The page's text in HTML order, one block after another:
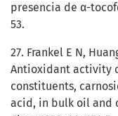
presencia de α-
53.
27. Frankel E N,
Antioxidant activity
constituents,
acid, in bulk oil and